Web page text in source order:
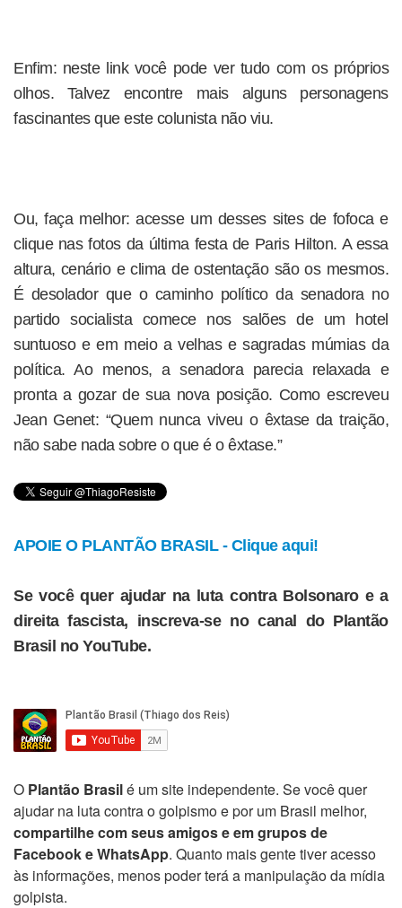
Enfim: neste link você pode ver tudo com os próprios
olhos. Talvez encontre mais alguns personagens
fascinantes que este colunista não viu.
Ou, faça melhor: acesse um desses sites de fofoca e
clique nas fotos da última festa de Paris Hilton. A essa
altura, cenário e clima de ostentação são os mesmos.
É desolador que o caminho político da senadora no
partido socialista comece nos salões de um hotel
suntuoso e em meio a velhas e sagradas múmias da
política. Ao menos, a senadora parecia relaxada e
pronta a gozar de sua nova posição. Como escreveu
Jean Genet: “Quem nunca viveu o êxtase da traição,
não sabe nada sobre o que é o êxtase.”
APOIE O PLANTÃO BRASIL - Clique aqui!
Se você quer ajudar na luta contra Bolsonaro e a
direita fascista, inscreva-se no canal do Plantão
Brasil no YouTube.
O Plantão Brasilé um site independente. Se você quer
ajudar na luta contra o golpismo e por um Brasil melhor,
compartilhe com seus amigos e em grupos de
Facebook e WhatsApp. Quanto mais gente tiver acesso
às informações, menos poder terá a manipulação da mídia
golpista.